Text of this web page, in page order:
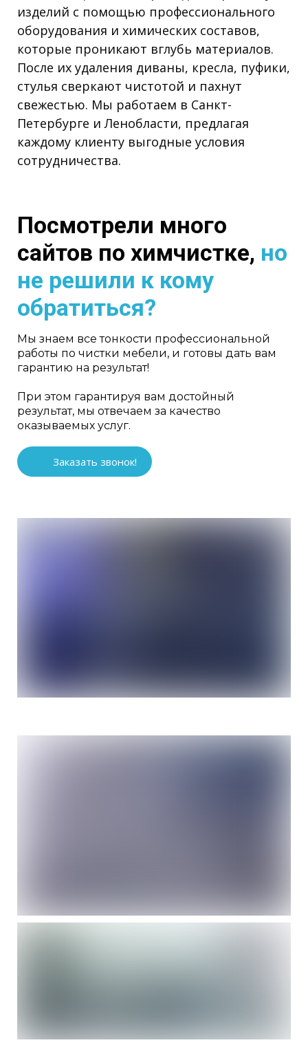
изделий с помощью профессионального
оборудования и химических составов,
которые проникают вглубь материалов.
После их удаления диваны, кресла, пуфики,
стулья сверкают чистотой и пахнут
свежестью. Мы работаем в Санкт-
Петербурге и Ленобласти, предлагая
каждому клиенту выгодные условия
сотрудничества.
Посмотрели много
сайтов по химчистке, но
не решили к кому
обратиться?
Мы знаем все тонкости профессиональной
работы по чистки мебели, и готовы дать вам
гарантию на результат!
При этом гарантируя вам достойный
результат, мы отвечаем за качество
оказываемых услуг.
Заказать звонок!